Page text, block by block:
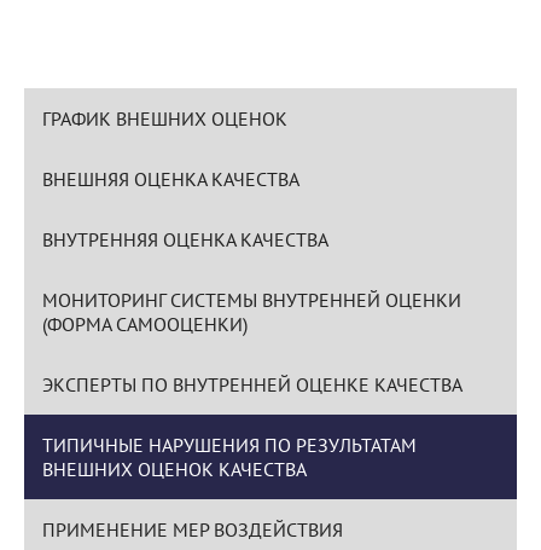
ГРАФИК ВНЕШНИХ ОЦЕНОК
ВНЕШНЯЯ ОЦЕНКА КАЧЕСТВА
ВНУТРЕННЯЯ ОЦЕНКА КАЧЕСТВА
МОНИТОРИНГ СИСТЕМЫ ВНУТРЕННЕЙ ОЦЕНКИ
(ФОРМА САМООЦЕНКИ)
ЭКСПЕРТЫ ПО ВНУТРЕННЕЙ ОЦЕНКЕ КАЧЕСТВА
ТИПИЧНЫЕ НАРУШЕНИЯ ПО РЕЗУЛЬТАТАМ
ВНЕШНИХ ОЦЕНОК КАЧЕСТВА
ПРИМЕНЕНИЕ МЕР ВОЗДЕЙСТВИЯ